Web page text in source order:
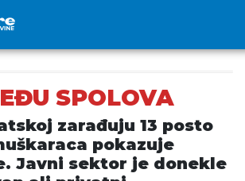
SPOLOVA
zarađuju 13 posto
pokazuje
Javni sektor je donekle